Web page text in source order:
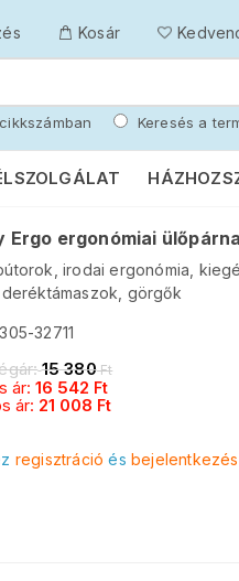
Kosár
Keresés a
Ergo ergonómiai
irodai ergonómia,
görgők
305-32711
15 380Ft
ár: 16 542 Ft
ár: 21 008 Ft
regisztráció és bejelentkezés